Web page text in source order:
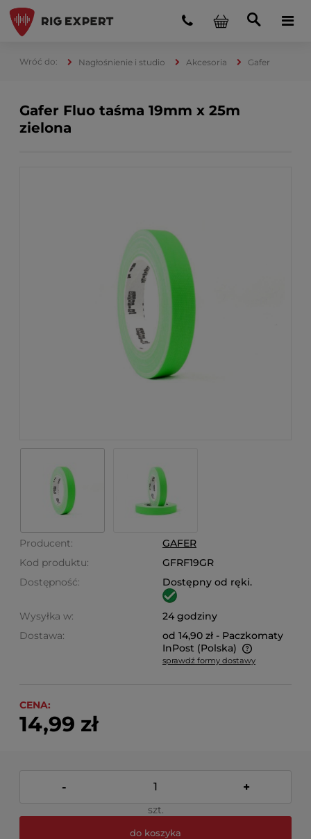
Nagłośnienie i studio Akcesoria Gafer
Gafer Fluo taśma 19mm x 25m
zielona
Producent:
GAFER
Kod produktu:
GFRF19GR
Dostępność:
Dostępny od ręki.
Wysyłka w:
24 godziny
Dostawa:
od 14,90 zł - Paczkomaty
InPost (Polska)
Cena nie zawiera ewentualnych kosztów płatności
sprawdź formy dostawy
CENA:
14,99 zł
- +
szt.
do koszyka